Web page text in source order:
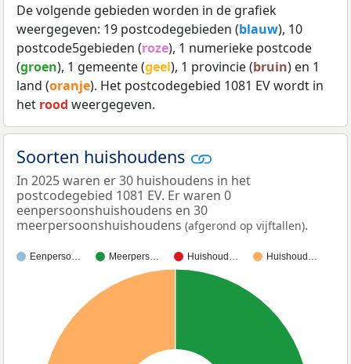
De volgende gebieden worden in de grafiek
weergegeven: 19 postcodegebieden (blauw), 10
postcode5gebieden (roze), 1 numerieke postcode
(groen), 1 gemeente (geel), 1 provincie (bruin) en 1
land (oranje). Het postcodegebied 1081 EV wordt in
het rood weergegeven.
Soorten huishoudens
In 2025 waren er 30 huishoudens in het
postcodegebied 1081 EV. Er waren 0
eenpersoonshuishoudens en 30
meerpersoonshuishoudens (afgerond op vijftallen).
Eenperso… Meerpers… Huishoud… Huishoud…